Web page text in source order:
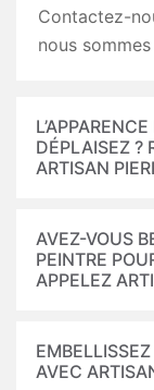
Contactez-
nous
DÉPLAISEZ ?
ARTISAN
AVEZ-VOUS
PEINTRE
APPELEZ
AVEC